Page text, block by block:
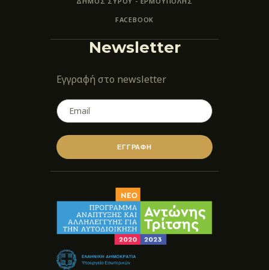
FACEBOOK
Newsletter
Εγγραφή στο newsletter
ΕΓΓΡΑΦΗ